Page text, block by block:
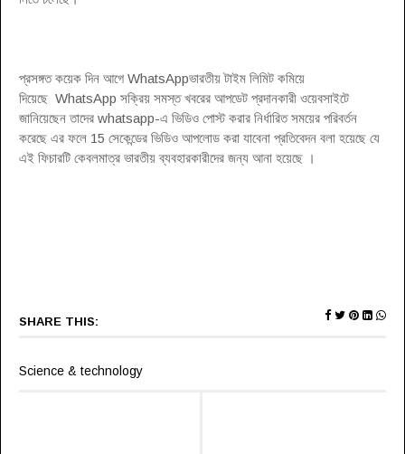
প্রসঙ্গত কয়েক দিন আগে WhatsAppভারতীয় টাইম লিমিট কমিয়ে
দিয়েছে WhatsApp সক্রিয় সমস্ত খবরের আপডেট প্রদানকারী ওয়েবসাইটে
জানিয়েছেন তাদের whatsapp-এ ভিডিও পোস্ট করার নির্ধারিত সময়ের পরিবর্তন
করেছে এর ফলে 15 সেকেন্ডের ভিডিও আপলোড করা যাবেনা প্রতিবেদন বলা হয়েছে যে
এই ফিচারটি কেবলমাত্র ভারতীয় ব্যবহারকারীদের জন্য আনা হয়েছে ।
SHARE THIS:
Science & technology